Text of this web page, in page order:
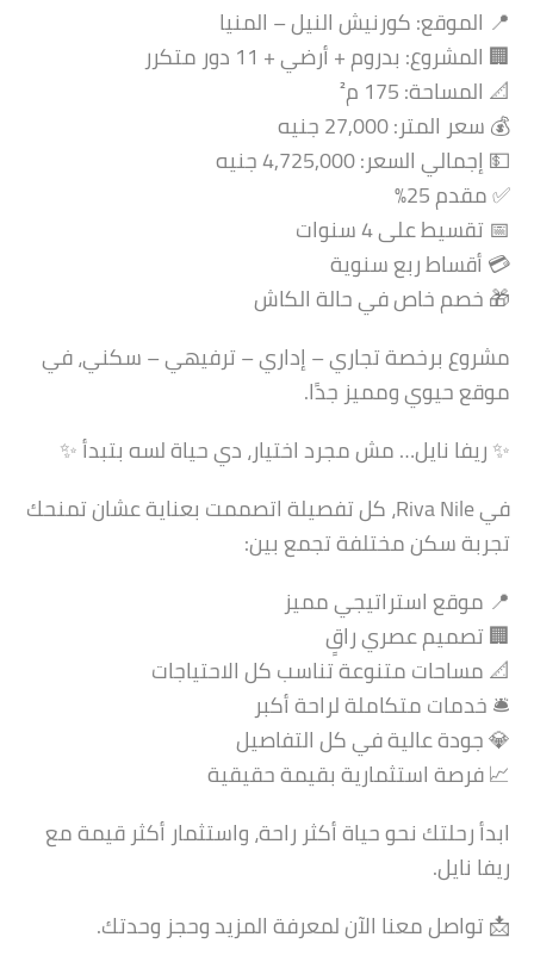
📍 الموقع: كورنيش النيل – المنيا
🏢 المشروع: بدروم + أرضي + 11 دور متكرر
📐 المساحة: 175 م²
💰 سعر المتر: 27,000 جنيه
💵 إجمالي السعر: 4,725,000 جنيه
✅ مقدم 25%
📅 تقسيط على 4 سنوات
💳 أقساط ربع سنوية
🎁 خصم خاص في حالة الكاش
مشروع برخصة تجاري – إداري – ترفيهي – سكني، في
موقع حيوي ومميز جدًا.
✨ ريفا نايل… مش مجرد اختيار، دي حياة لسه بتبدأ ✨
في Riva Nile، كل تفصيلة اتصممت بعناية عشان تمنحك
تجربة سكن مختلفة تجمع بين:
📍 موقع استراتيجي مميز
🏢 تصميم عصري راقٍ
📐 مساحات متنوعة تناسب كل الاحتياجات
🛎️ خدمات متكاملة لراحة أكبر
💎 جودة عالية في كل التفاصيل
📈 فرصة استثمارية بقيمة حقيقية
ابدأ رحلتك نحو حياة أكثر راحة، واستثمار أكثر قيمة مع
ريفا نايل.
📩 تواصل معنا الآن لمعرفة المزيد وحجز وحدتك.